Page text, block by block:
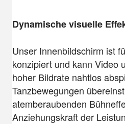
Dynamische visuelle
Unser Innenbildschirm ist
konzipiert und kann Video
hoher Bildrate nahtlos
Tanzbewegungen
atemberaubenden
Anziehungskraft der